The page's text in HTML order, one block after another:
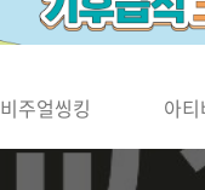
비주얼씽킹 아